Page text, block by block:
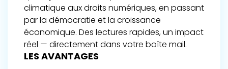
climatique aux droits numériques, en passant
par la démocratie et la croissance
économique. Des lectures rapides, un impact
réel — directement dans votre boîte mail.
LES AVANTAGES